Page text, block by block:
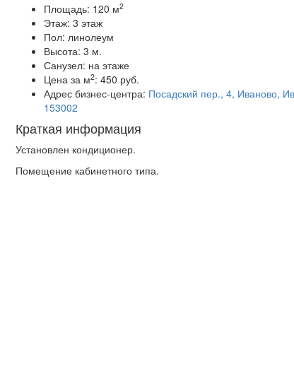
Площадь: 120 м2
Этаж: 3 этаж
Пол: линолеум
Высота: 3 м.
Санузел: на этаже
Цена за м2: 450 руб.
Адрес бизнес-центра: Посадский пер., 4, Иваново,
153002
Краткая информация
Установлен кондиционер.
Помещение кабинетного типа.